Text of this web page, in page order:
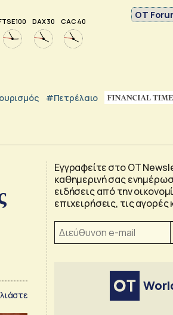
100 DAX 30 CAC 40
OT
#Πετρέλαιο
Εγγραφείτε στο OT
καθημερινή σας
ειδήσεις από την
επιχειρήσεις, τις αγορές